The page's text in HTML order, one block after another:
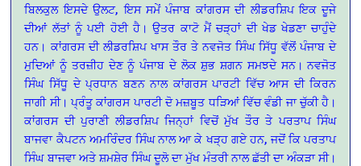
ਬਿਲਕੁਲ ਇਸਦੇ ਉਲਟ, ਇਸ ਸਮੇਂ ਪੰਜਾਬ ਕਾਂਗਰਸ ਦੀ ਲੀਡਰਸ਼ਿਪ ਇਕ ਦੂਜੇ
ਦੀਆਂ ਲੱਤਾਂ ਨੂੰ ਪਈ ਹੋਈ ਹੈ। ਉਤਰ ਕਾਟੋ ਮੈਂ ਚੜ੍ਹਾਂ ਦੀ ਖੇਡ ਖੇਡਣਾ ਚਾਹੁੰਦੇ
ਹਨ। ਕਾਂਗਰਸ ਦੀ ਲੀਡਰਸ਼ਿਪ ਖਾਸ ਤੌਰ ਤੇ ਨਵਜੋਤ ਸਿੰਘ ਸਿੱਧੂ ਵੱਲੋਂ ਪੰਜਾਬ ਦੇ
ਮੁਦਿਆਂ ਨੂੰ ਤਰਜ਼ੀਹ ਦੇਣ ਨੂੰ ਪੰਜਾਬ ਦੇ ਲੋਕ ਸ਼ੁਭ ਸ਼ਗਨ ਸਮਝਦੇ ਸਨ। ਨਵਜੋਤ
ਸਿੰਘ ਸਿੱਧੂ ਦੇ ਪ੍ਰਧਾਨ ਬਣਨ ਨਾਲ ਕਾਂਗਰਸ ਪਾਰਟੀ ਵਿੱਚ ਆਸ ਦੀ ਕਿਰਨ
ਜਾਗੀ ਸੀ। ਪ੍ਰੰਤੂ ਕਾਂਗਰਸ ਪਾਰਟੀ ਦੋ ਮਜ਼ਬੂਤ ਧੜਿਆਂ ਵਿੱਚ ਵੰਡੀ ਜਾ ਚੁੱਕੀ ਹੈ।
ਕਾਂਗਰਸ ਦੀ ਪੁਰਾਣੀ ਲੀਡਰਸ਼ਿਪ ਜਿਨ੍ਹਾਂ ਵਿਚੋਂ ਮੁੱਖ ਤੌਰ ਤੇ ਪਰਤਾਪ ਸਿੰਘ
ਬਾਜਵਾ ਕੈਪਟਨ ਅਮਰਿੰਦਰ ਸਿੰਘ ਨਾਲ ਆ ਕੇ ਖੜ੍ਹ ਗਏ ਹਨ, ਜਦੋਂ ਕਿ ਪਰਤਾਪ
ਸਿੰਘ ਬਾਜਵਾ ਅਤੇ ਸ਼ਮਸ਼ੇਰ ਸਿੰਘ ਦੂਲੋ ਦਾ ਮੁੱਖ ਮੰਤਰੀ ਨਾਲ ਛੱਤੀ ਦਾ ਅੰਕੜਾ ਸੀ।